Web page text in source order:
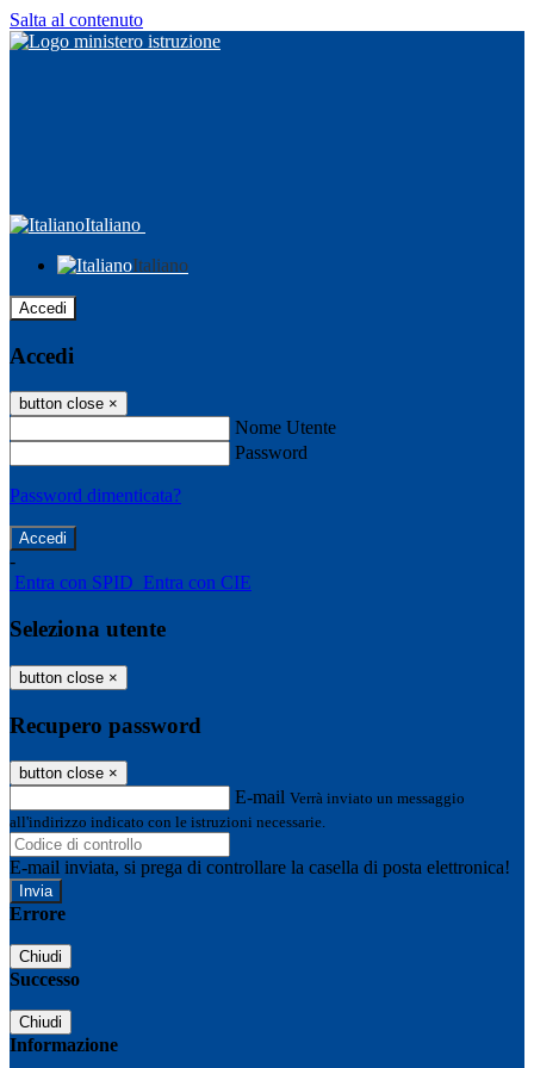
Salta al contenuto
Italiano
Italiano
Accedi
Accedi
button close ×
Nome Utente
Password
Password dimenticata?
-
Entra con SPID Entra con CIE
Seleziona utente
button close ×
Recupero password
button close ×
E-mail Verrà inviato un messaggio
all'indirizzo indicato con le istruzioni necessarie.
E-mail inviata, si prega di controllare la casella di posta elettronica!
Errore
Chiudi
Successo
Chiudi
Informazione